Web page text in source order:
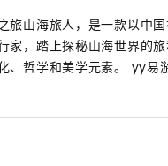
旅山海旅人，是一款以中
家，踏上探秘山海世界的
、哲学和美学元素。 yy易